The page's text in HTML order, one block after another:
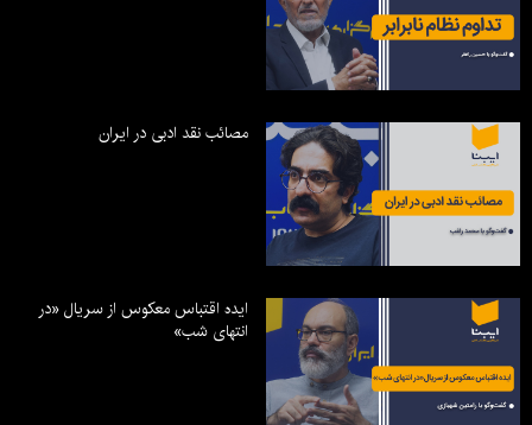
مصائب نقد ادبی در ایران
ایده اقتباس معکوس از سریال «در
انتهای شب»